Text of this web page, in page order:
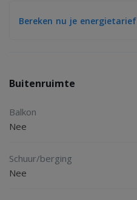
Bereken nu je energietarief
Buitenruimte
Balkon
Nee
Schuur/berging
Nee